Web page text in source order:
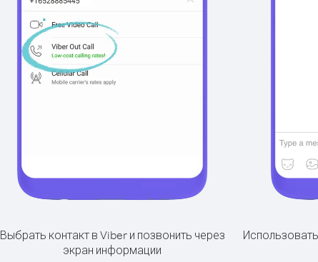
Выбрать контакт в Viber и позвонить через
экран информации